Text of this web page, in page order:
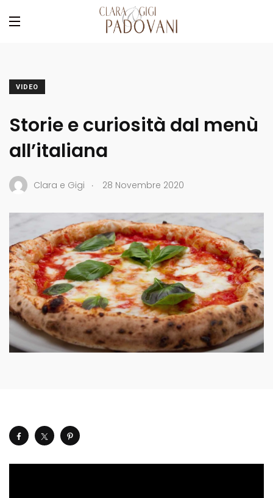
VIDEO
Storie e curiosità dal menù
all’italiana
Clara e Gigi . 28 Novembre 2020